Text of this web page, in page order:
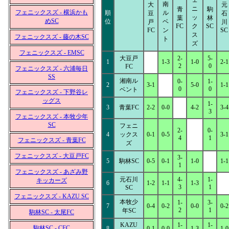
フェニックスズ - 横浜かも
めSC
フェニックスズ - 藤の木SC
フェニックスズ - EMSC
フェニックスズ - 六浦毎日
SS
フェニックスズ - 下野谷レ
ッグス
フェニックスズ - 本牧少年
SC
フェニックスズ - 青葉FC
フェニックスズ - 大豆戸FC
フェニックスズ - あざみ野
キッカーズ
フェニックスズ - KAZU SC
駒林SC - 太尾FC
順
位
大
豆
戸
FC
南
ル
ベ
ン
ト
青
葉
FC
ニ
ッ
ク
ス
ズ
駒
林
SC
元
石
川
SC
1
大豆戸
FC
1-3
2-
2
1-0
5-
0
2-1
2
湘南ル
ベント
3-1
0-
0
5-0
1-
0
1-1
3 青葉FC 2-2 0-0 4-2
1-
3
3-4
4
フェニ
ックス
ズ
0-1 0-5
2-
4
0-
1
3-1
5 駒林SC 0-5 0-1
3-
1
1-0 1-1
6
元石川
SC
1-2 1-1
4-
3
1-3
1-
1
7
本牧少
年SC
0-4 0-2
1-
2
0-0
3-
1
0-2
KAZU 1- 1-